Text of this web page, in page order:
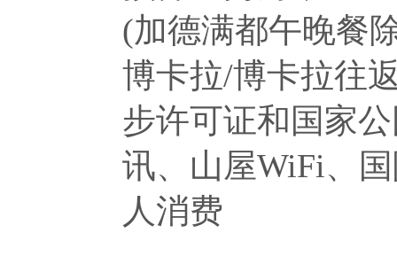
(加德满都午晚餐
博卡拉/博卡拉往
步许可证和国家
讯、山屋WiFi、
人消费